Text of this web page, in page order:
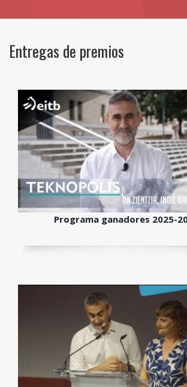
Entregas de premios
Programa ganadores 2025-